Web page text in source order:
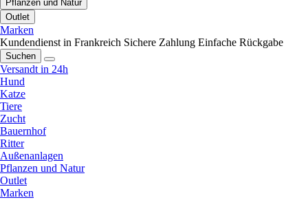
Pflanzen und Natur
Outlet
Marken
Kundendienst in Frankreich Sichere Zahlung Einfache Rückgabe
Suchen
Versandt in 24h
Hund
Katze
Tiere
Zucht
Bauernhof
Ritter
Außenanlagen
Pflanzen und Natur
Outlet
Marken